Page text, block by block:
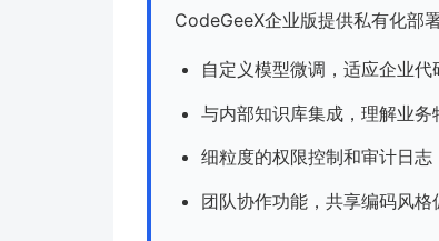
CodeGeeX企业版提供私有化部
自定义模型微调，适应企业代
与内部知识库集成，理解业务
细粒度的权限控制和审计日志
团队协作功能，共享编码风格